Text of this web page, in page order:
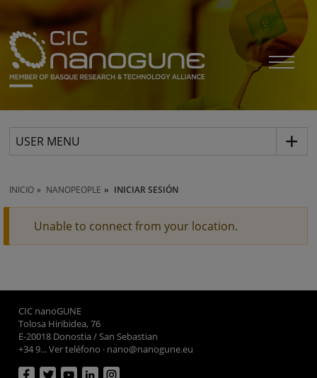
USER MENU
INICIO NANOPEOPLE INICIAR SESIÓN
Unable to connect from your location.
CIC nanoGUNE
Tolosa Hiribidea, 76
E-20018 Donostia / San Sebastian
+34 9... Ver teléfono · nano@nanogune.eu